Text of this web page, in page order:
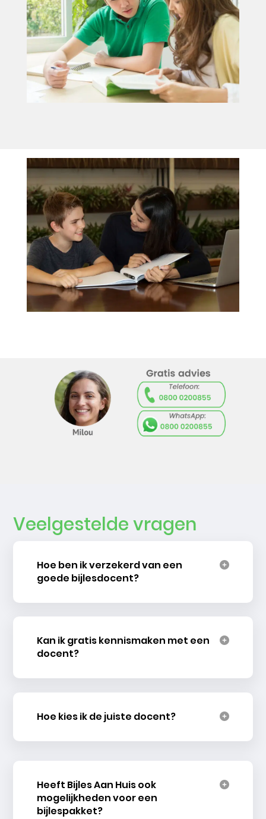
Veelgestelde vragen
Hoe ben ik verzekerd van een
goede bijlesdocent?
Kan ik gratis kennismaken met een
docent?
Hoe kies ik de juiste docent?
Heeft Bijles Aan Huis ook
mogelijkheden voor een
bijlespakket?